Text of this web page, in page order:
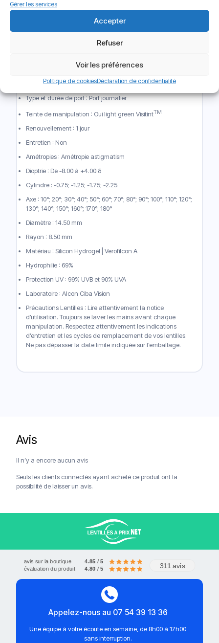
Gérer les services
Accepter
Refuser
Voir les préférences
Politique de cookiesDéclaration de confidentialité
Caractéristique de la lentille
de contact journalière
PRECISION 1 for Astigmatism
Nombre lentilles par boite : Boite de 30 ou 90 lentilles
Type et durée de port : Port journalier
Teinte de manipulation : Oui light green VisitintTM
Renouvellement : 1 jour
Entretien : Non
Amétropies : Amétropie astigmatism
Dioptrie : De -8.00 à +4.00 δ
Cylindre : -0.75; -1.25; -1.75; -2.25
Axe : 10°; 20°; 30°; 40°; 50°; 60°; 70°; 80°; 90°; 100°; 110°; 120°;
130°; 140°; 150°; 160°; 170°; 180°
Diamètre : 14.50 mm
Rayon : 8.50 mm
Matériau : Silicon Hydrogel | Verofilcon A
Hydrophilie : 69%
Protection UV : 99% UVB et 90% UVA
Laboratoire : Alcon Ciba Vision
Précautions Lentilles : Lire attentivement la notice
d’utilisation. Toujours se laver les mains avant chaque
manipulation. Respectez attentivement les indications
d’entretien et les cycles de remplacement de vos lentilles.
Ne pas dépasser la date limite indiquée sur l’emballage.
Avis
Il n’y a encore aucun avis
Seuls les clients connectés ayant acheté ce produit ont la
possibilité de laisser un avis.
Paiements sécurisés
avis sur la boutique 4.85 / 5
évaluation du produit 4.80 / 5 311 avis
Appelez-nous au 07 54 39 13 36
Une équipe à votre écoute en semaine, de 8h00 à 17h00
sans interruption.